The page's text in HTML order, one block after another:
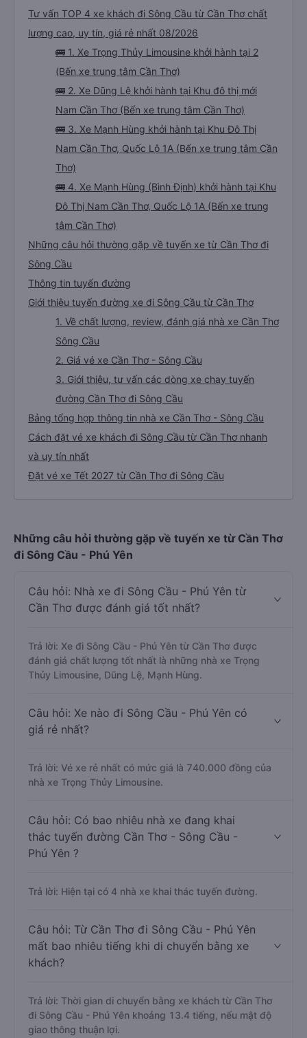
Tư vấn TOP 4 xe khách đi Sông Cầu từ Cần Thơ chất
lượng cao, uy tín, giá rẻ nhất 08/2026
🚌 1. Xe Trọng Thủy Limousine khởi hành tại 2
(Bến xe trung tâm Cần Thơ)
🚌 2. Xe Dũng Lệ khởi hành tại Khu đô thị mới
Nam Cần Thơ (Bến xe trung tâm Cần Thơ)
🚌 3. Xe Mạnh Hùng khởi hành tại Khu Đô Thị
Nam Cần Thơ, Quốc Lộ 1A (Bến xe trung tâm Cần
Thơ)
🚌 4. Xe Mạnh Hùng (Bình Định) khởi hành tại Khu
Đô Thị Nam Cần Thơ, Quốc Lộ 1A (Bến xe trung
tâm Cần Thơ)
Những câu hỏi thường gặp về tuyến xe từ Cần Thơ đi
Sông Cầu
Thông tin tuyến đường
Giới thiệu tuyến đường xe đi Sông Cầu từ Cần Thơ
1. Về chất lượng, review, đánh giá nhà xe Cần Thơ
Sông Cầu
2. Giá vé xe Cần Thơ - Sông Cầu
3. Giới thiệu, tư vấn các dòng xe chạy tuyến
đường Cần Thơ đi Sông Cầu
Bảng tổng hợp thông tin nhà xe Cần Thơ - Sông Cầu
Cách đặt vé xe khách đi Sông Cầu từ Cần Thơ nhanh
và uy tín nhất
Đặt vé xe Tết 2027 từ Cần Thơ đi Sông Cầu
Những câu hỏi thường gặp về tuyến xe từ Cần Thơ
đi Sông Cầu - Phú Yên
Câu hỏi: Nhà xe đi Sông Cầu - Phú Yên từ
Cần Thơ được đánh giá tốt nhất?
Trả lời: Xe đi Sông Cầu - Phú Yên từ Cần Thơ được
đánh giá chất lượng tốt nhất là những nhà xe Trọng
Thủy Limousine, Dũng Lệ, Mạnh Hùng.
Câu hỏi: Xe nào đi Sông Cầu - Phú Yên có
giá rẻ nhất?
Trả lời: Vé xe rẻ nhất có mức giá là 740.000 đồng của
nhà xe Trọng Thủy Limousine.
Câu hỏi: Có bao nhiêu nhà xe đang khai
thác tuyến đường Cần Thơ - Sông Cầu -
Phú Yên ?
Trả lời: Hiện tại có 4 nhà xe khai thác tuyến đường.
Câu hỏi: Từ Cần Thơ đi Sông Cầu - Phú Yên
mất bao nhiêu tiếng khi di chuyển bằng xe
khách?
Trả lời: Thời gian di chuyển bằng xe khách từ Cần Thơ
đi Sông Cầu - Phú Yên khoảng 13.4 tiếng, nếu mật độ
giao thông thuận lợi.